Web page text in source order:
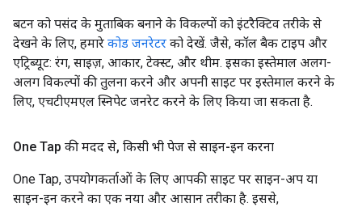
बटन को पसंद के मुताबिक बनाने के विकल्पों को इंटरैक्टिव तरीके से
देखने के लिए, हमारे कोड जनरेटर को देखें. जैसे, कॉल बैक टाइप और
एट्रिब्यूट: रंग, साइज़, आकार, टेक्स्ट, और थीम. इसका इस्तेमाल अलग-
अलग विकल्पों की तुलना करने और अपनी साइट पर इस्तेमाल करने के
लिए, एचटीएमएल स्निपेट जनरेट करने के लिए किया जा सकता है.
One Tap की मदद से, किसी भी पेज से साइन-इन करना
One Tap, उपयोगकर्ताओं के लिए आपकी साइट पर साइन-अप या
साइन-इन करने का एक नया और आसान तरीका है. इससे,